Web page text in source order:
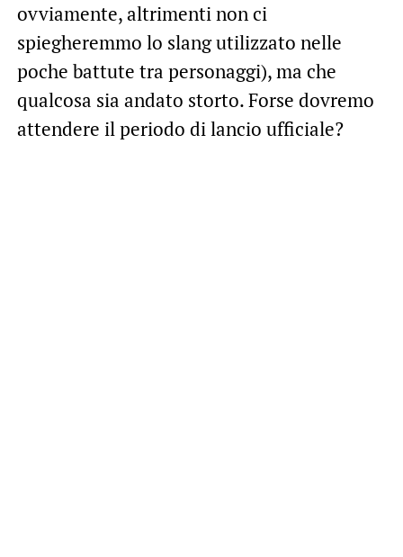
ovviamente, altrimenti non ci
spiegheremmo lo slang utilizzato nelle
poche battute tra personaggi), ma che
qualcosa sia andato storto. Forse dovremo
attendere il periodo di lancio ufficiale?